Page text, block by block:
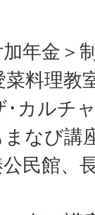
年金＞
料理教
･カルチ
なび講
民館、